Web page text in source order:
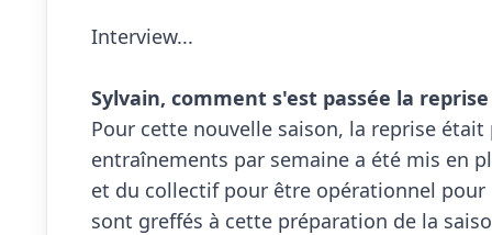
Interview...
Sylvain, comment s'est passée la
Pour cette nouvelle saison, la reprise
entraînements par semaine a été mis en
et du collectif pour être opérationnel
sont greffés à cette préparation de la